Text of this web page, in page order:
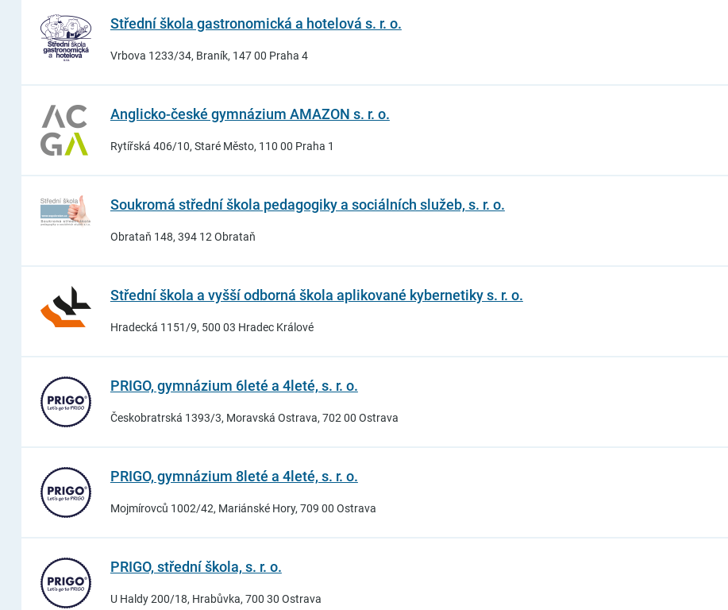
Střední škola gastronomická a hotelová s. r. o.
Vrbova 1233/34, Braník, 147 00 Praha 4
Anglicko-české gymnázium AMAZON s. r. o.
Rytířská 406/10, Staré Město, 110 00 Praha 1
Soukromá střední škola pedagogiky a sociálních služeb, s. r. o.
Obrataň 148, 394 12 Obrataň
Střední škola a vyšší odborná škola aplikované kybernetiky s. r. o.
Hradecká 1151/9, 500 03 Hradec Králové
PRIGO, gymnázium 6leté a 4leté, s. r. o.
Českobratrská 1393/3, Moravská Ostrava, 702 00 Ostrava
PRIGO, gymnázium 8leté a 4leté, s. r. o.
Mojmírovců 1002/42, Mariánské Hory, 709 00 Ostrava
PRIGO, střední škola, s. r. o.
U Haldy 200/18, Hrabůvka, 700 30 Ostrava